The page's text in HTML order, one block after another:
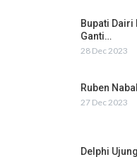
Bupati Dairi
Ganti…
28 Dec 2023
Ruben
27 Dec 2023
Delphi